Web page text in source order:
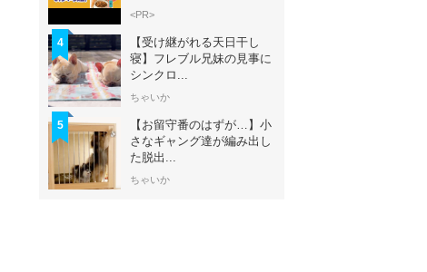
<PR>
4
【受け継がれる天日干し
寝】フレブル兄妹の見事に
シンクロ...
ちゃいか
5
【お留守番のはずが…】小
さなギャング達が編み出し
た脱出...
ちゃいか